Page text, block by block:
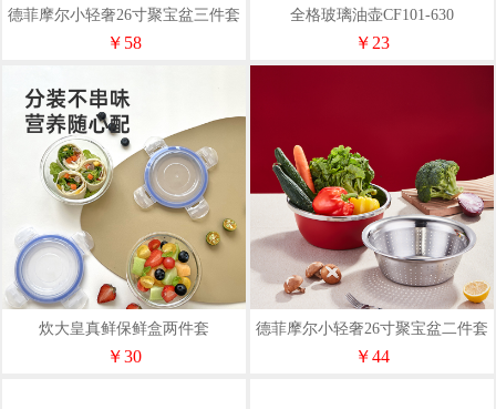
德菲摩尔小轻奢26寸聚宝盆三件套
红色
￥58
全格玻璃油壶CF101-630
￥23
炊大皇真鲜保鲜盒两件套
BXH02ZX-2
￥30
德菲摩尔小轻奢26寸聚宝盆二件套
本色
￥44